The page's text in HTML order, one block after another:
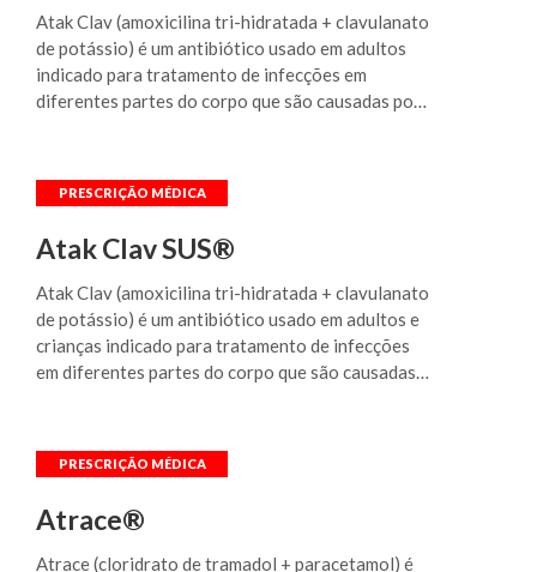
Transtorno Obsessivo Compulsivo (TOC). Após
resposta inicial, a sertralina mantém sua eficácia,
segurança e tolerabilidade em tratamento a
longo prazo, como indicam estudos clínicos de até
Transtorno Disfórico Pré-Menstrual (segundo
estresse pós-traumático (TEPT) e no tratamento
17 anos) está indicada apenas no tratamento do
TOC. Em pacientes com Transtorno Obsessivo
Compulsivo (TOC) a terapia deve ser continuada
naqueles que responderem ao tratamento, devido
Atak Clav (amoxicilina tri-hidratada + clavulanato
de potássio) é um antibiótico usado em adultos
indicado para tratamento de infecções em
diferentes partes do corpo que são causadas por
Atak Clav SUS®
Atak Clav (amoxicilina tri-hidratada + clavulanato
de potássio) é um antibiótico usado em adultos e
crianças indicado para tratamento de infecções
em diferentes partes do corpo que são causadas
Atrace®
Atrace (cloridrato de tramadol + paracetamol) é